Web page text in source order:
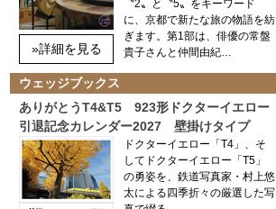
»詳細を見る
〝2〟と〝5〟をキーワード
に、京都で新たな旅の物語を紡
ぎます。第1部は、俳優の常盤
貴子さんと仲間由紀…
ウェッジブックス
ありがとうT4&T5 923形ドクターイエロー
引退記念カレンダー2027 壁掛けタイプ
ドクターイエロー「T4」、そ
してドクターイエロー「T5」
の勇姿を、鉄道写真家・村上悠
太による四季折々の厳選した写